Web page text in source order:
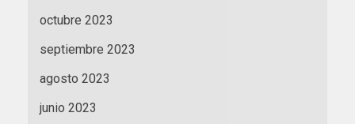
octubre 2023
septiembre 2023
agosto 2023
junio 2023